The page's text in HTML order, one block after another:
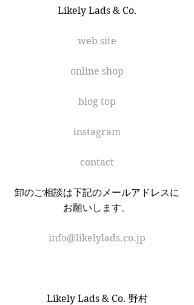
Likely Lads & Co.
web site
online shop
blog top
instagram
contact
卸のご相談は下記のメールアドレスに
お願いします。
info@likelylads.co.jp
Likely Lads & Co. 野村